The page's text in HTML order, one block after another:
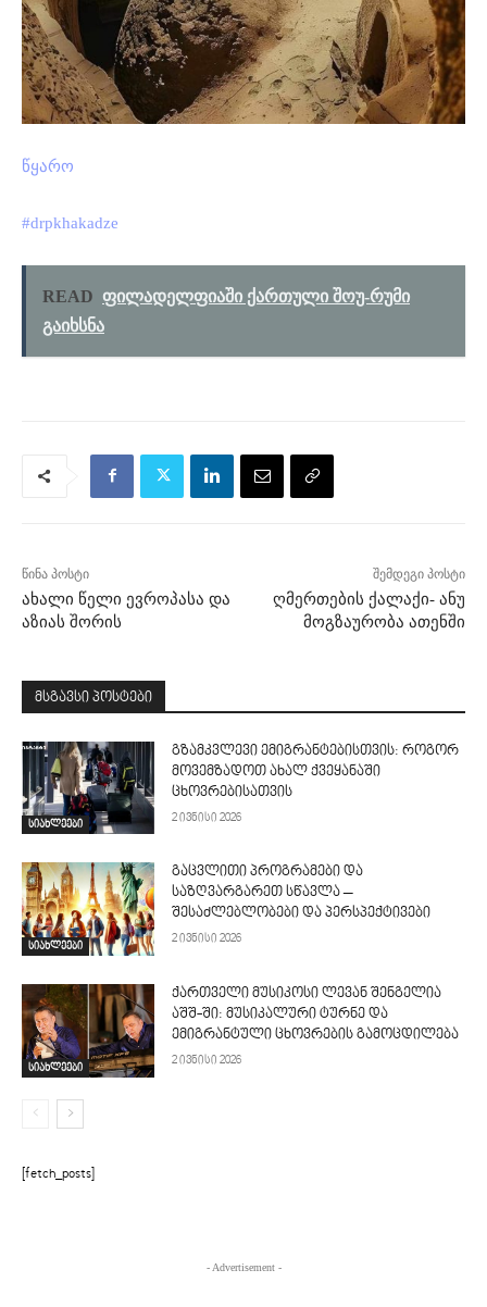
წყარო
#drpkhakadze
READ ფილადელფიაში ქართული შოუ-რუმი
გაიხსნა
წინა პოსტი
ახალი წელი ევროპასა და
აზიას შორის
შემდეგი პოსტი
ღმერთების ქალაქი- ანუ
მოგზაურობა ათენში
მსგავსი პოსტები
სიახლეები
გზამკვლევი ემიგრანტებისთვის: როგორ
მოვემზადოთ ახალ ქვეყანაში
ცხოვრებისათვის
2 ივნისი 2026
სიახლეები
გაცვლითი პროგრამები და
საზღვარგარეთ სწავლა –
შესაძლებლობები და პერსპექტივები
2 ივნისი 2026
სიახლეები
ქართველი მუსიკოსი ლევან შენგელია
აშშ-ში: მუსიკალური ტურნე და
ემიგრანტული ცხოვრების გამოცდილება
2 ივნისი 2026
[fetch_posts]
- Advertisement -